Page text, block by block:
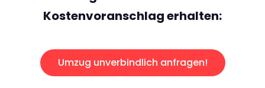
Kostenvoranschlag erhalten:
Umzug unverbindlich anfragen!